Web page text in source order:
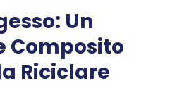
Un
Composito
Riciclare